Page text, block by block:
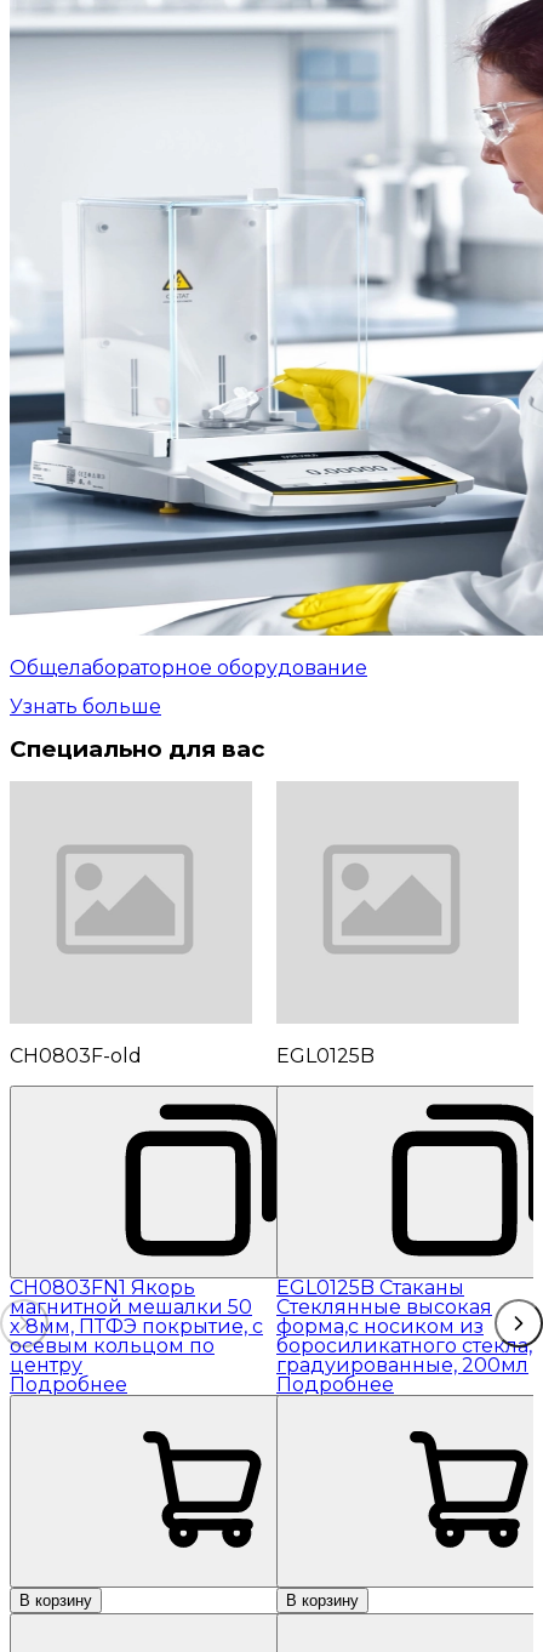
Общелабораторное оборудование
Узнать больше
Специально для вас
CH0803F-old
CH0803FN1 Якорь
магнитной мешалки 50
x 8мм, ПТФЭ покрытие, с
осевым кольцом по
центру
Подробнее
В корзину
EGL0125B
EGL0125B Стаканы
Стеклянные высокая
форма,с носиком из
боросиликатного стекла,
градуированные, 200мл
Подробнее
В корзину